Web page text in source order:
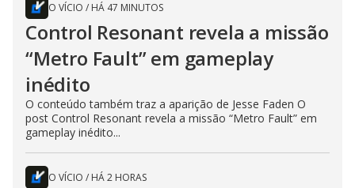
O VÍCIO / HÁ 47 MINUTOS
Control Resonant revela a missão
“Metro Fault” em gameplay
inédito
O conteúdo também traz a aparição de Jesse Faden O
post Control Resonant revela a missão “Metro Fault” em
gameplay inédito...
O VÍCIO / HÁ 2 HORAS